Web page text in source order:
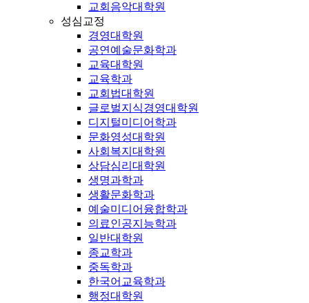
교회음악대학원
성심교정
경영대학원
공연예술문화학과
교육대학원
교육학과
교회법대학원
글로벌지식경영대학원
디지털미디어학과
문화영성대학원
사회복지대학원
상담심리대학원
생명과학과
생활문화학과
예술미디어융합학과
의료인공지능학과
일반대학원
종교학과
중독학과
한국어교육학과
행정대학원